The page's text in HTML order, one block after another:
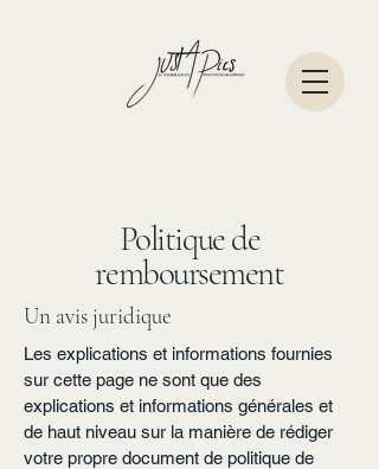
Politique de
remboursement
Un avis juridique
Les explications et informations fournies
sur cette page ne sont que des
explications et informations générales et
de haut niveau sur la manière de rédiger
votre propre document de politique de